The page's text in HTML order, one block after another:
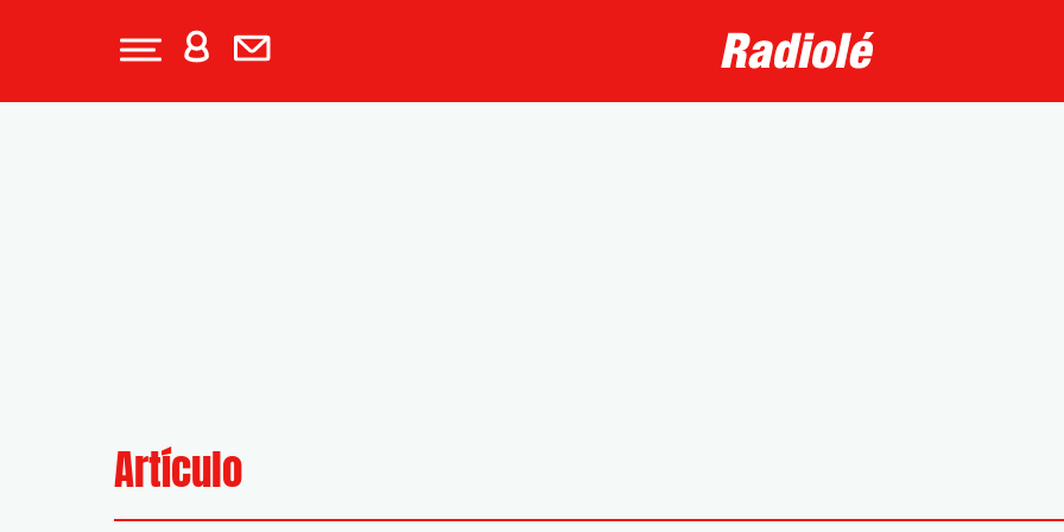
Artículo